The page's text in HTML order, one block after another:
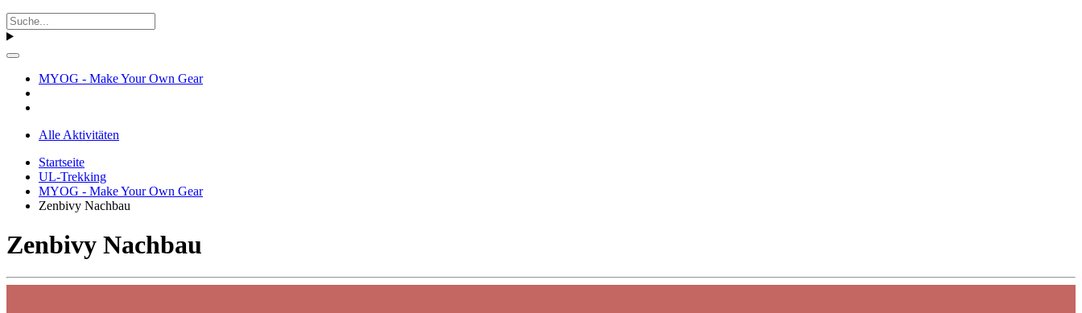
MYOG - Make Your Own Gear
Alle Aktivitäten
Startseite
UL-Trekking
MYOG - Make Your Own Gear
Zenbivy Nachbau
Zenbivy Nachbau